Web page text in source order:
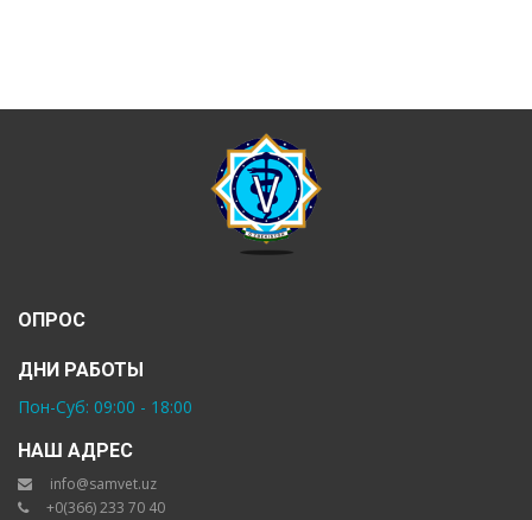
ОПРОС
ДНИ РАБОТЫ
Пон-Суб: 09:00 - 18:00
НАШ АДРЕС
info@samvet.uz
+0(366) 233 70 40